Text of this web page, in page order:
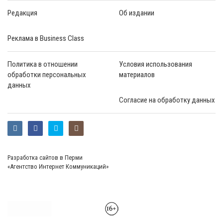
Редакция Об издании
Реклама в Business Class
Политика в отношении
обработки персональных
данных
Условия использования
материалов
Согласие на обработку данных
Разработка сайтов в Перми
«Агентство Интернет Коммуникаций»